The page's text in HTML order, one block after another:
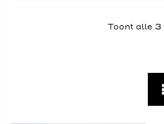
Toont alle 3